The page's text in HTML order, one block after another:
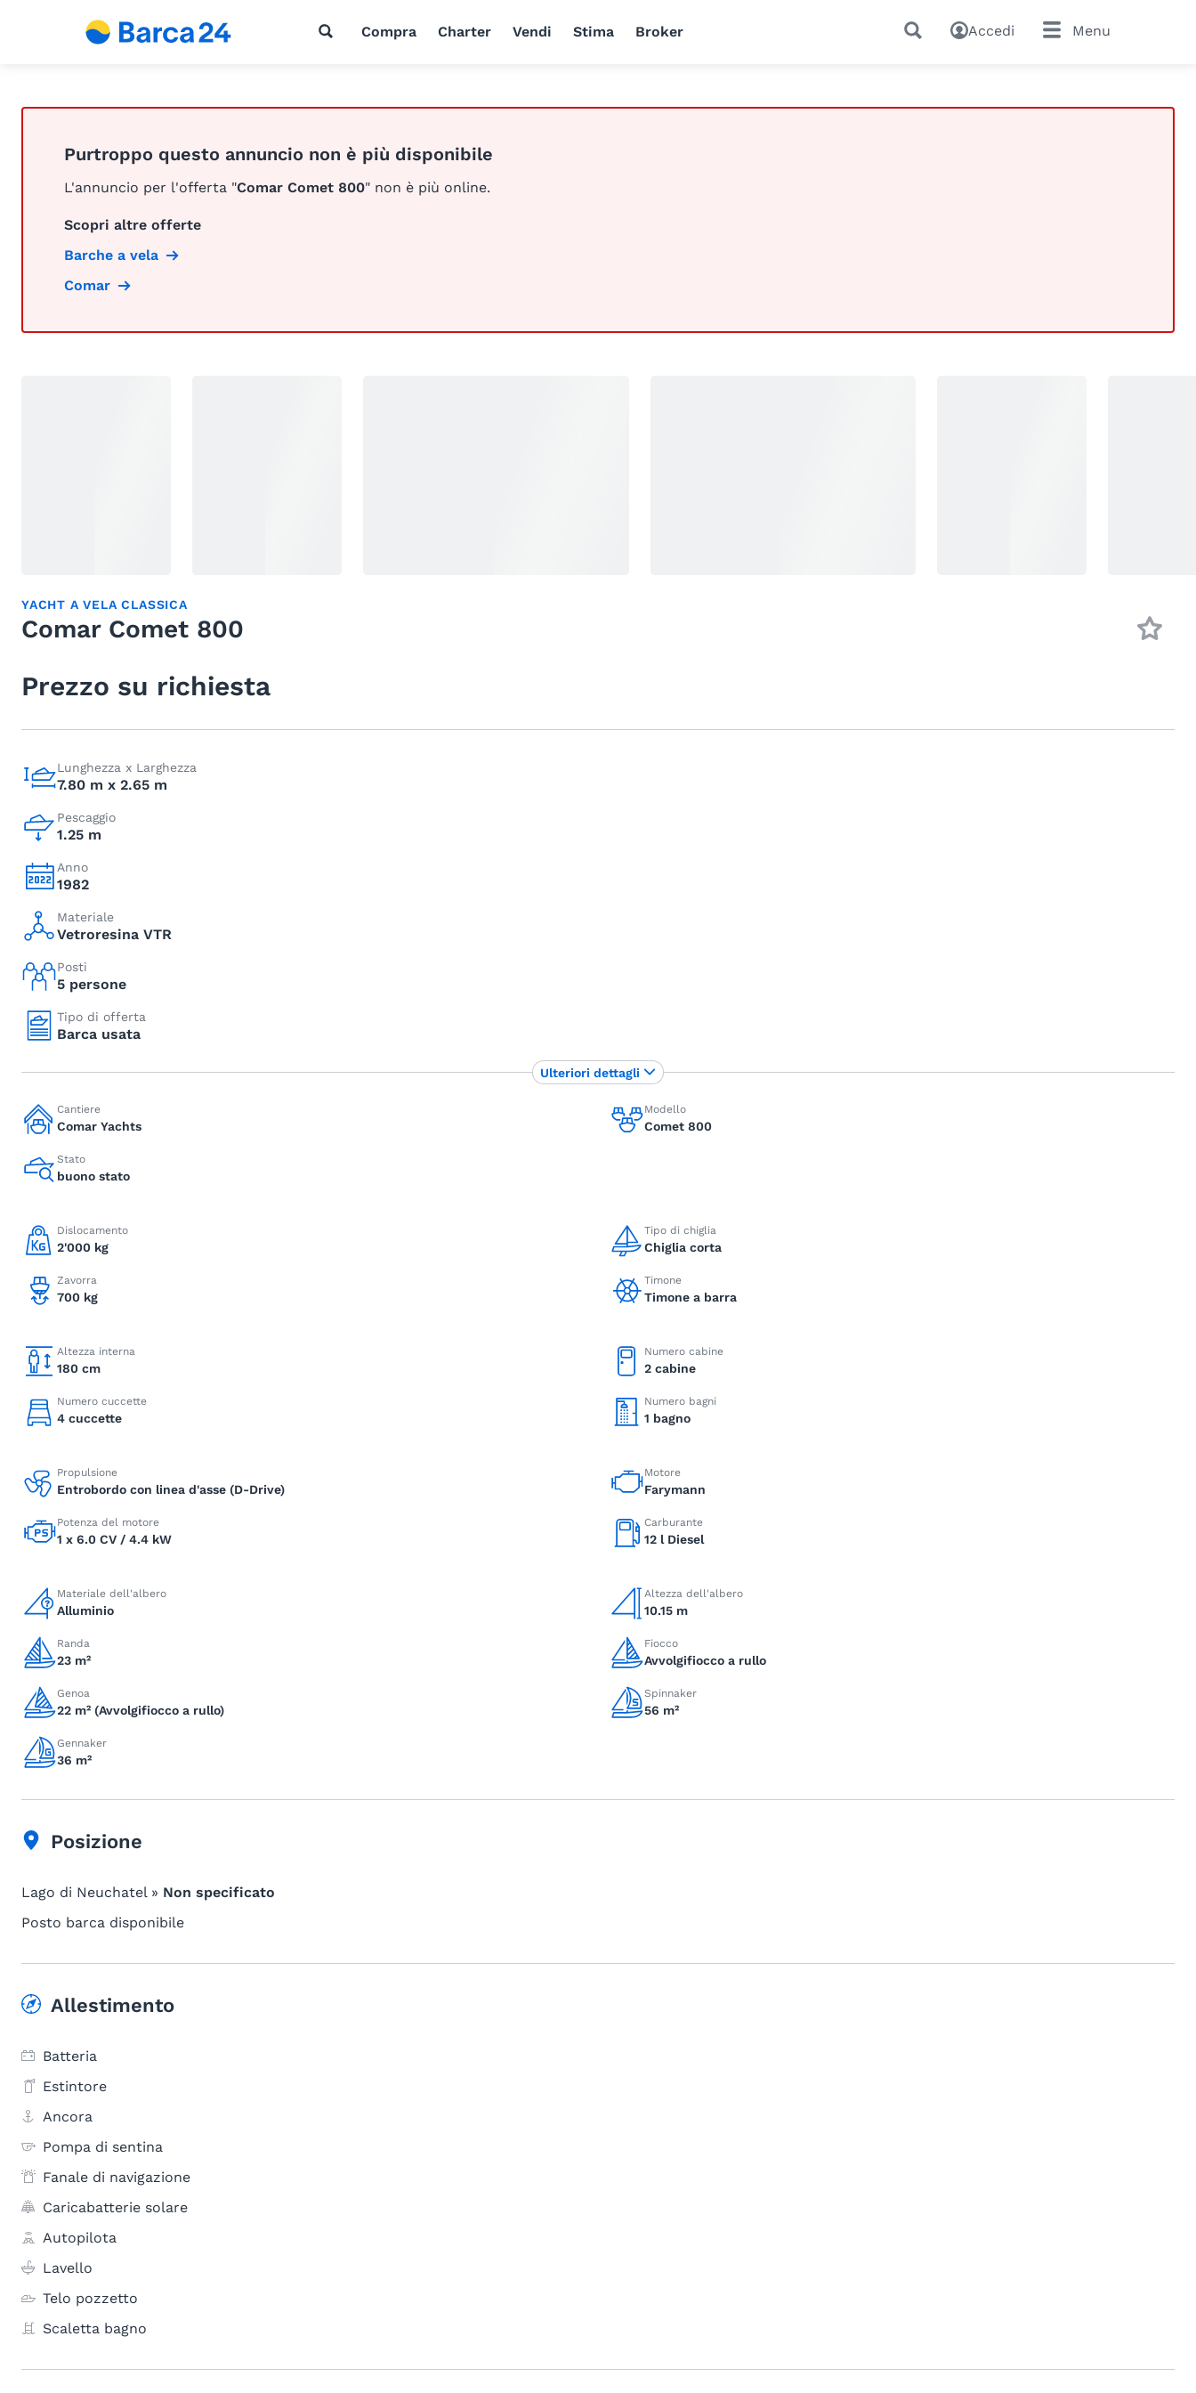
Compra Charter Vendi Stima Broker Accedi Menu
Purtroppo questo annuncio non è più disponibile
L'annuncio per l'offerta "Comar Comet 800" non è più online.
Scopri altre offerte
Barche a vela
Comar
YACHT A VELA CLASSICA
Comar Comet 800
Prezzo su richiesta
Lunghezza x Larghezza
7.80 m x 2.65 m
Pescaggio
1.25 m
Anno
1982
Materiale
Vetroresina VTR
Posti
5 persone
Tipo di offerta
Barca usata
Cantiere
Comar Yachts
Modello
Comet 800
Stato
buono stato
Dislocamento
2'000 kg
Tipo di chiglia
Chiglia corta
Zavorra
700 kg
Timone
Timone a barra
Altezza interna
180 cm
Numero cabine
2 cabine
Numero cuccette
4 cuccette
Numero bagni
1 bagno
Propulsione
Entrobordo con linea d'asse (D-Drive)
Motore
Farymann
Potenza del motore
1 x 6.0 CV / 4.4 kW
Carburante
12 l Diesel
Materiale dell'albero
Alluminio
Altezza dell'albero
10.15 m
Randa
23 m²
Fiocco
Avvolgifiocco a rullo
Genoa
22 m² (Avvolgifiocco a rullo)
Spinnaker
56 m²
Gennaker
36 m²
Ulteriori dettagli
Posizione
Lago di Neuchatel » Non specificato
Posto barca disponibile
Allestimento
Batteria
Estintore
Ancora
Pompa di sentina
Fanale di navigazione
Caricabatterie solare
Autopilota
Lavello
Telo pozzetto
Scaletta bagno